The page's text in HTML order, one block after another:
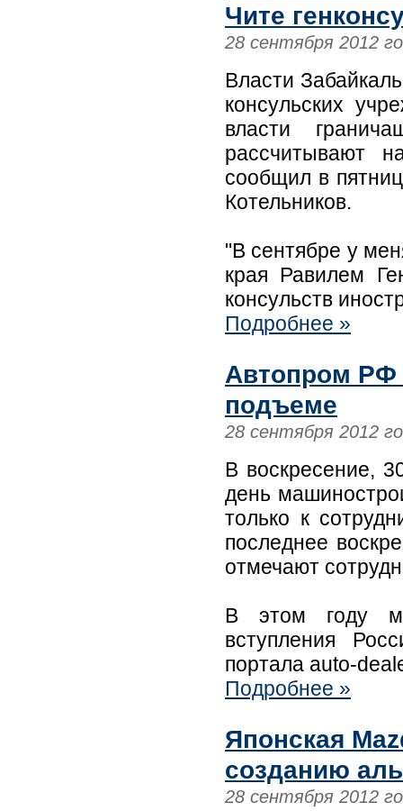
Чите
28 сентября 2012
Власти
консульских
власти
рассчитывают
сообщил в
Котельников.
"В сентябре у
края Равилем
консульств
Подробнее »
Автопром РФ
подъеме
28 сентября 2012
В воскресение,
день
только к
последнее
отмечают
В этом году
вступления
портала auto-
Подробнее »
Японская
созданию
28 сентября 2012